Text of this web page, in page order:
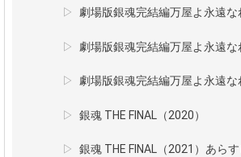
劇場版銀魂完結編万屋よ永遠な
劇場版銀魂完結編万屋よ永遠な
劇場版銀魂完結編万屋よ永遠な
銀魂 THE FINAL（2020）
銀魂 THE FINAL（2021）あらす